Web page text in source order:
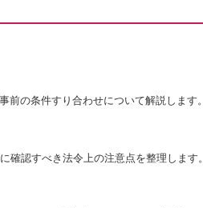
の条件すり合わせについて解説します。
認すべき法令上の注意点を整理します。